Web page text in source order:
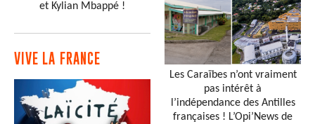
et Kylian Mbappé !
VIVE LA FRANCE
Les Caraïbes n’ont vraiment
pas intérêt à
l’indépendance des Antilles
françaises ! L’Opi’News de